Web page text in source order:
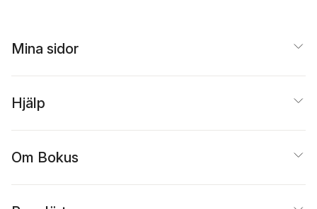
Mina sidor
Hjälp
Om Bokus